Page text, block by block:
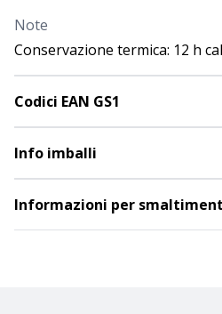
Note
Conservazione termica: 12 h
Codici EAN GS1
Info imballi
Informazioni per